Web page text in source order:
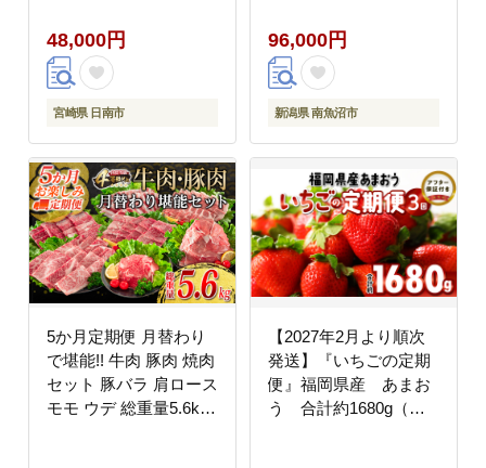
牛丼 薄切り おすすめ
赤身肉 おかず お弁当
ブランド牛 ご褒美 記念
日 お祝い ミヤチク 宮
_GH4-25
48,000円
宮崎県 日南市
96,000円
新潟県 南魚沼市
5か月定期便 月替わり
で堪能!! 牛肉 豚肉 焼肉
セット 豚バラ 肩ロース
モモ ウデ 総重量5.6kg
【2027年2月より順次
発送】『いちごの定期
便』福岡県産 あまお
う 合計約1680g（約